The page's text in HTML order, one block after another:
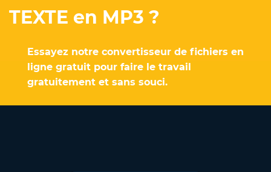
TEXTE en MP3 ?
Essayez notre convertisseur de fichiers en
ligne gratuit pour faire le travail
gratuitement et sans souci.